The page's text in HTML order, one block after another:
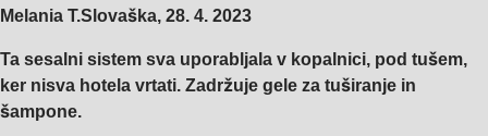
Melania T.Slovaška, 28. 4. 2023
Ta sesalni sistem sva uporabljala v kopalnici, pod tušem,
ker nisva hotela vrtati. Zadržuje gele za tuširanje in
šampone.